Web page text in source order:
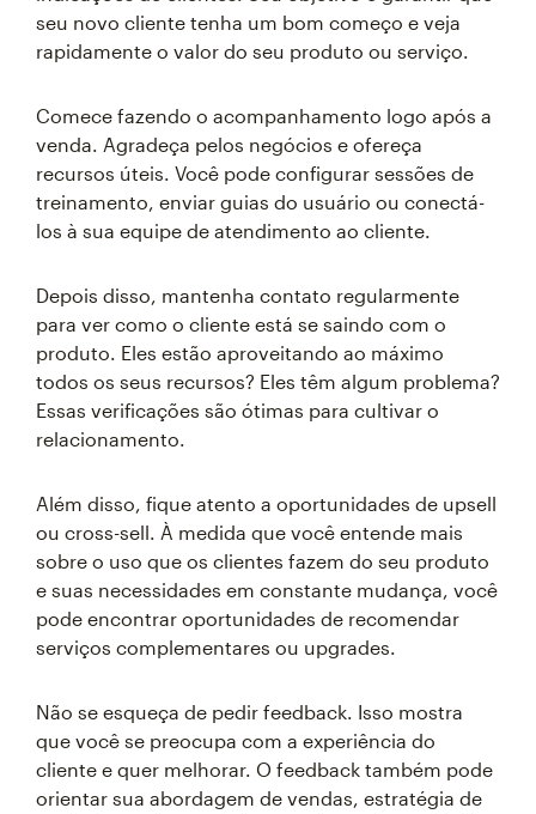
seu novo cliente tenha um bom começo e veja
rapidamente o valor do seu produto ou serviço.
Comece fazendo o acompanhamento logo após a
venda. Agradeça pelos negócios e ofereça
recursos úteis. Você pode configurar sessões de
treinamento, enviar guias do usuário ou conectá-
los à sua equipe de atendimento ao cliente.
Depois disso, mantenha contato regularmente
para ver como o cliente está se saindo com o
produto. Eles estão aproveitando ao máximo
todos os seus recursos? Eles têm algum problema?
Essas verificações são ótimas para cultivar o
relacionamento.
Além disso, fique atento a oportunidades de upsell
ou cross-sell. À medida que você entende mais
sobre o uso que os clientes fazem do seu produto
e suas necessidades em constante mudança, você
pode encontrar oportunidades de recomendar
serviços complementares ou upgrades.
Não se esqueça de pedir feedback. Isso mostra
que você se preocupa com a experiência do
cliente e quer melhorar. O feedback também pode
orientar sua abordagem de vendas, estratégia de